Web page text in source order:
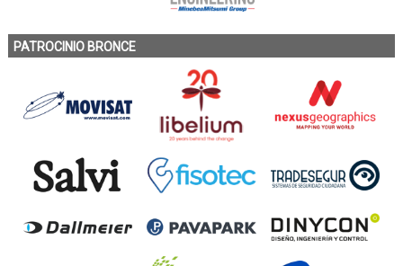
PATROCINIO BRONCE